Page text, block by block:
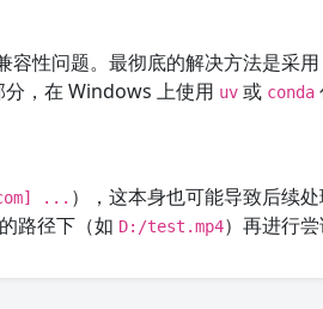
性问题。最彻底的解决方法是采用
分，在 Windows 上使用 uv 或 conda
... ），这本身也可能导致后续
路径下（如 D:/test.mp4）再进行